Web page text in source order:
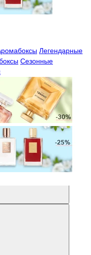
Легендарные
Сезонные